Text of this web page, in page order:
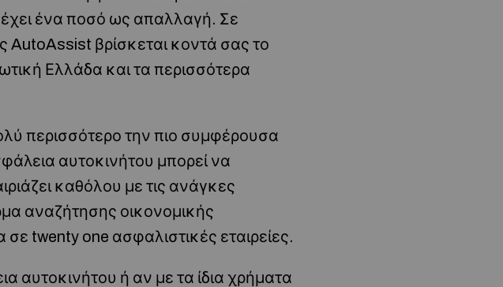
ένα ποσό ως απαλλαγή. Σε
βρίσκεται κοντά σας το
Ελλάδα και τα περισσότερα
περισσότερο την πιο συμφέρουσα
αυτοκινήτου μπορεί να
καθόλου με τις ανάγκες
αναζήτησης οικονομικής
twenty one ασφαλιστικές εταιρείες.
αυτοκινήτου ή αν με τα ίδια χρήματα